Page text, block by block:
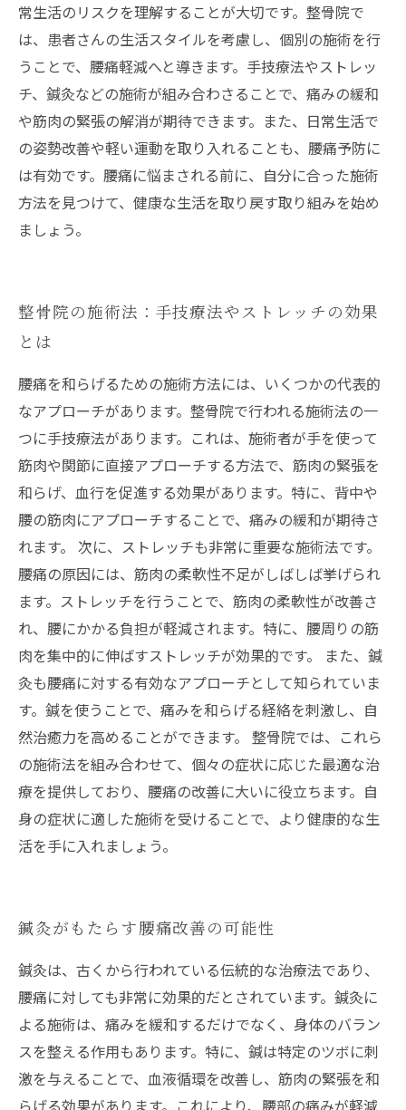
常生活のリスクを理解することが大切です。整骨院で
は、患者さんの生活スタイルを考慮し、個別の施術を行
うことで、腰痛軽減へと導きます。手技療法やストレッ
チ、鍼灸などの施術が組み合わさることで、痛みの緩和
や筋肉の緊張の解消が期待できます。また、日常生活で
の姿勢改善や軽い運動を取り入れることも、腰痛予防に
は有効です。腰痛に悩まされる前に、自分に合った施術
方法を見つけて、健康な生活を取り戻す取り組みを始め
ましょう。
整骨院の施術法：手技療法やストレッチの効果
とは
腰痛を和らげるための施術方法には、いくつかの代表的
なアプローチがあります。整骨院で行われる施術法の一
つに手技療法があります。これは、施術者が手を使って
筋肉や関節に直接アプローチする方法で、筋肉の緊張を
和らげ、血行を促進する効果があります。特に、背中や
腰の筋肉にアプローチすることで、痛みの緩和が期待さ
れます。 次に、ストレッチも非常に重要な施術法です。
腰痛の原因には、筋肉の柔軟性不足がしばしば挙げられ
ます。ストレッチを行うことで、筋肉の柔軟性が改善さ
れ、腰にかかる負担が軽減されます。特に、腰周りの筋
肉を集中的に伸ばすストレッチが効果的です。 また、鍼
灸も腰痛に対する有効なアプローチとして知られていま
す。鍼を使うことで、痛みを和らげる経絡を刺激し、自
然治癒力を高めることができます。 整骨院では、これら
の施術法を組み合わせて、個々の症状に応じた最適な治
療を提供しており、腰痛の改善に大いに役立ちます。自
身の症状に適した施術を受けることで、より健康的な生
活を手に入れましょう。
鍼灸がもたらす腰痛改善の可能性
鍼灸は、古くから行われている伝統的な治療法であり、
腰痛に対しても非常に効果的だとされています。鍼灸に
よる施術は、痛みを緩和するだけでなく、身体のバラン
スを整える作用もあります。特に、鍼は特定のツボに刺
激を与えることで、血液循環を改善し、筋肉の緊張を和
らげる効果があります。これにより、腰部の痛みが軽減